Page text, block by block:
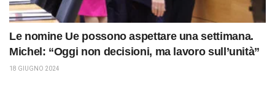
Le nomine Ue possono aspettare una settimana.
Michel: “Oggi non decisioni, ma lavoro sull’unità”
18 GIUGNO 2024